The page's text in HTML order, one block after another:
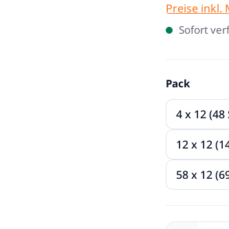
Preise inkl.
Sofort
Pack
4 x 12
12 x 12
58 x 12